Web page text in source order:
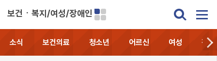
보건ㆍ복지/여성/장애인
소식 보건의료 청소년 어르신 여성 장애